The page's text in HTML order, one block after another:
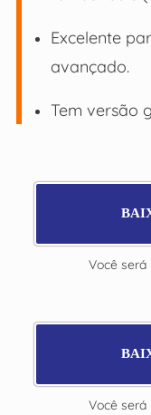
Excelente
avançado.
Tem versão
Você
Você